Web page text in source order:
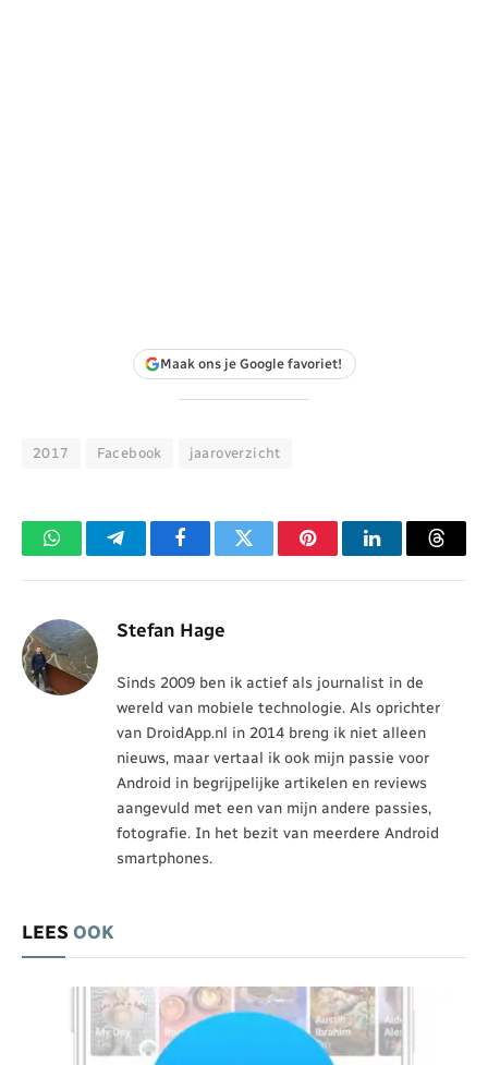
Maak ons je Google favoriet!
2017 Facebook jaaroverzicht
WhatsAppTelegramFacebookTwitter PinterestLinkedIn
Stefan Hage
Sinds 2009 ben ik actief als journalist in de
wereld van mobiele technologie. Als oprichter
van DroidApp.nl in 2014 breng ik niet alleen
nieuws, maar vertaal ik ook mijn passie voor
Android in begrijpelijke artikelen en reviews
aangevuld met een van mijn andere passies,
fotografie. In het bezit van meerdere Android
smartphones.
LEES OOK